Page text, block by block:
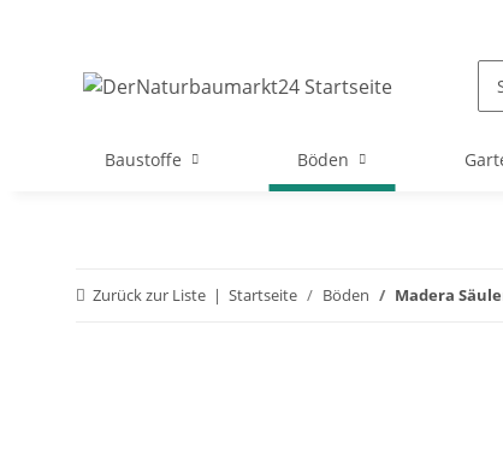
Baustoffe Böden
Zurück zur Liste Startseite Böden Madera